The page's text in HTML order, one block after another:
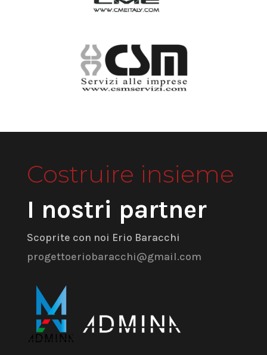
Costruire insieme
I nostri partner
Scoprite con noi Erio Baracchi
progettoeriobaracchi@gmail.com